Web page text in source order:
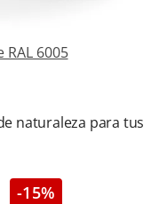
6005
naturaleza para tus
-15%